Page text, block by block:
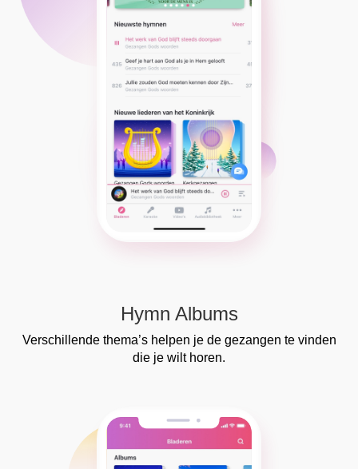
Hymn Albums
Verschillende thema’s helpen je de gezangen te vinden
die je wilt horen.